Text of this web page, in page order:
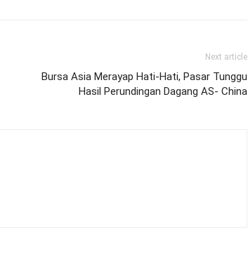
Next article
Bursa Asia Merayap Hati-Hati, Pasar Tunggu
Hasil Perundingan Dagang AS- China